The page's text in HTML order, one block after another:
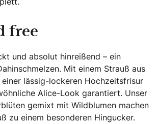
free
und absolut hinreißend – ein
Mit einem Strauß aus
lässig-lockeren Hochzeitsfrisur
Alice-Look garantiert. Unser
gemixt mit Wildblumen machen
zu einem besonderen Hingucker.